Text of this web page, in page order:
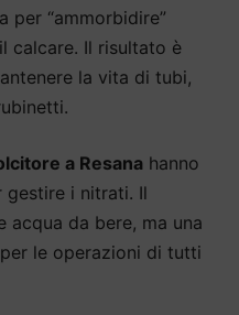
per “ammorbidire”
calcare. Il risultato è
la vita di tubi,
a Resana hanno
gestire i nitrati. Il
acqua da bere, ma una
le operazioni di tutti